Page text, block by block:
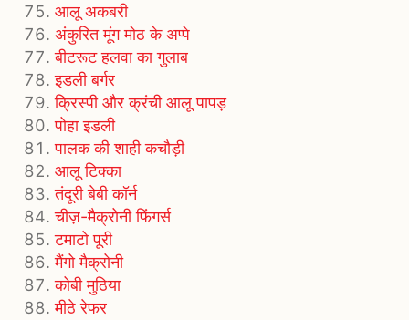
आलू अकबरी
अंकुरित मूंग मोठ के अप्पे
बीटरूट हलवा का गुलाब
इडली बर्गर
क्रिस्पी और क्रंची आलू पापड़
पोहा इडली
पालक की शाही कचौड़ी
आलू टिक्का
तंदूरी बेबी कॉर्न
चीज़-मैक्रोनी फिंगर्स
टमाटो पूरी
मैंगो मैक्रोनी
कोबी मुठिया
मीठे रेफर